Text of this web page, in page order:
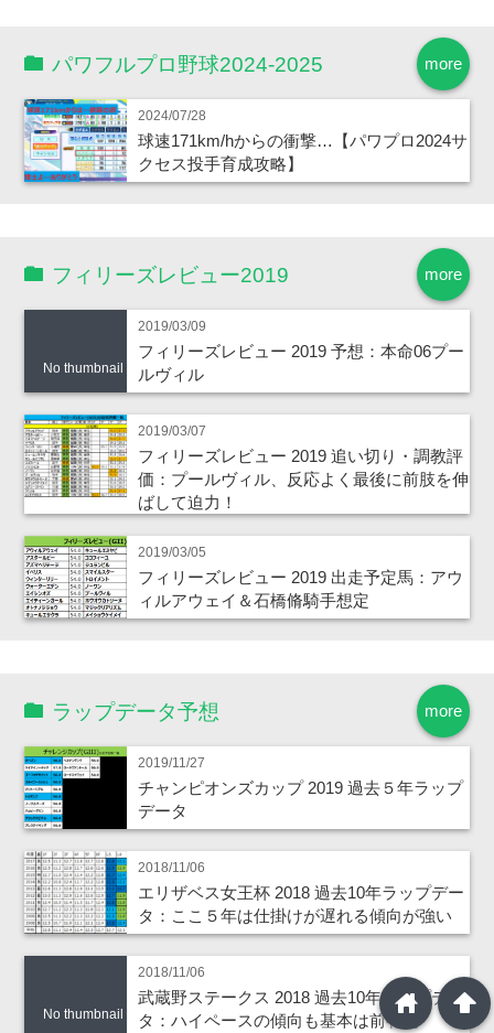
more
パワフルプロ野球2024-2025
2024/07/28
球速171km/hからの衝撃…【パワプロ2024サ
クセス投手育成攻略】
more
フィリーズレビュー2019
No thumbnail
2019/03/09
フィリーズレビュー 2019 予想：本命06プー
ルヴィル
2019/03/07
フィリーズレビュー 2019 追い切り・調教評
価：プールヴィル、反応よく最後に前肢を伸
ばして迫力！
2019/03/05
フィリーズレビュー 2019 出走予定馬：アウ
ィルアウェイ＆石橋脩騎手想定
more
ラップデータ予想
2019/11/27
チャンピオンズカップ 2019 過去５年ラップ
データ
2018/11/06
エリザベス女王杯 2018 過去10年ラップデー
タ：ここ５年は仕掛けが遅れる傾向が強い
No thumbnail
2018/11/06
武蔵野ステークス 2018 過去10年ラップデー
タ：ハイペースの傾向も基本は前有利
arrowup
home